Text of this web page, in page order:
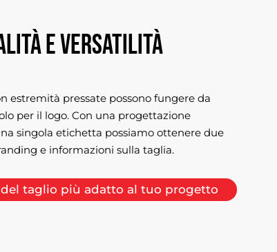
e versatilità
estremità pressate possono fungere da
per il logo. Con una progettazione
singola etichetta possiamo ottenere due
e informazioni sulla taglia.
taglio più adatto al tuo progetto